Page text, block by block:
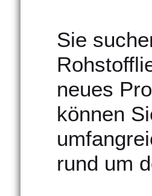
Sie
neues
können
rund um